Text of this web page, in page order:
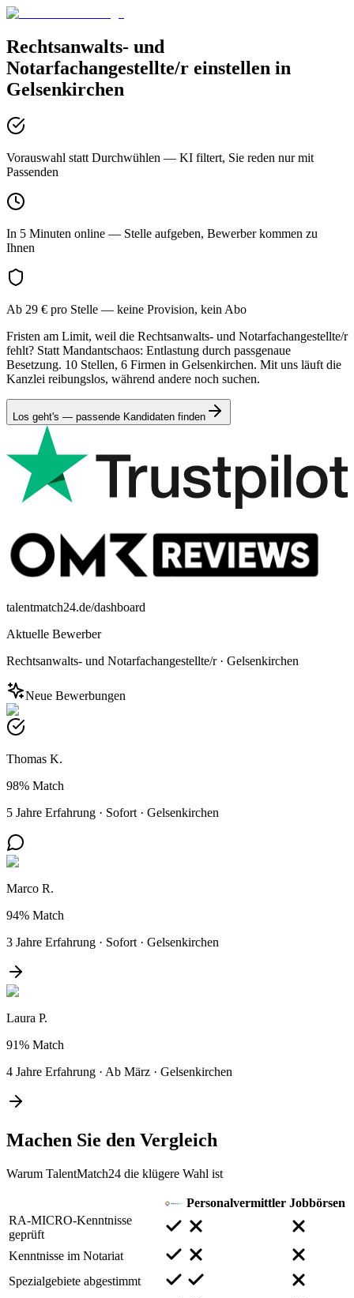
Rechtsanwalts- und
Notarfachangestellte/r einstellen in
Gelsenkirchen
Vorauswahl statt Durchwühlen — KI filtert, Sie reden nur mit
Passenden
In 5 Minuten online — Stelle aufgeben, Bewerber kommen zu
Ihnen
Ab 29 € pro Stelle — keine Provision, kein Abo
Fristen am Limit, weil die Rechtsanwalts- und Notarfachangestellte/r
fehlt? Statt Mandantschaos: Entlastung durch passgenaue
Besetzung. 10 Stellen, 6 Firmen in Gelsenkirchen. Mit uns läuft die
Kanzlei reibungslos, während andere noch suchen.
Los geht's — passende Kandidaten finden
talentmatch24.de/dashboard
Aktuelle Bewerber
Rechtsanwalts- und Notarfachangestellte/r· Gelsenkirchen
Neue Bewerbungen
Thomas K.
98% Match
5 Jahre Erfahrung · Sofort · Gelsenkirchen
Marco R.
94% Match
3 Jahre Erfahrung · Sofort · Gelsenkirchen
Laura P.
91% Match
4 Jahre Erfahrung · Ab März · Gelsenkirchen
Machen Sie den Vergleich
Warum TalentMatch24 die klügere Wahl ist
Personalvermittler Jobbörsen
RA-MICRO-Kenntnisse
geprüft
Kenntnisse im Notariat
Spezialgebiete abgestimmt